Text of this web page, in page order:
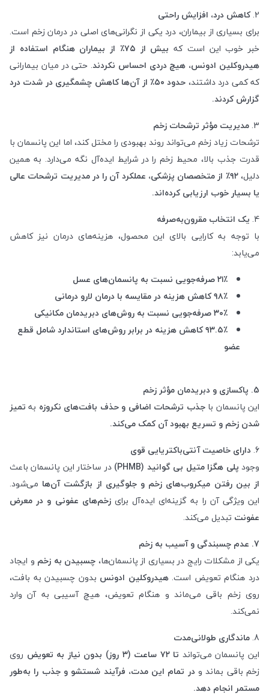
2. کاهش درد، افزایش راحتی
برای بسیاری از بیماران، درد یکی از نگرانی‌های اصلی در درمان زخم است.
خبر خوب این است که
بیش از ۷۵٪ از بیماران هنگام استفاده از
هیدروکلین ادونس، هیچ دردی احساس نکردند. حتی در میان بیمارانی
که کمی درد داشتند،
حدود ۵۰٪ از آن‌ها کاهش چشمگیری در شدت درد
گزارش کردند.
3. مدیریت مؤثر ترشحات زخم
ترشحات زیاد زخم می‌تواند روند بهبودی را مختل کند، اما این پانسمان با
قدرت جذب بالا، محیط زخم را در شرایط ایده‌آل نگه می‌دارد. به همین
دلیل، ۹۲٪ از متخصصان پزشکی، عملکرد آن را در مدیریت ترشحات عالی
یا بسیار خوب ارزیابی کرده‌اند.
4. یک انتخاب مقرون‌به‌صرفه
با توجه به کارایی بالای این محصول، هزینه‌های درمان نیز کاهش
می‌یابد:
۲۱٪ صرفه‌جویی نسبت به پانسمان‌های عسل
۹۸٪ کاهش هزینه در مقایسه با درمان لارو درمانی
۳۰٪ صرفه‌جویی نسبت به روش‌های دبریدمان مکانیکی
۹۳.۵٪ کاهش هزینه در برابر روش‌های استاندارد شامل قطع
عضو
5. پاکسازی و دبریدمان مؤثر زخم
این پانسمان باجذب ترشحات اضافی و حذف بافت‌های نکروزه به تمیز
شدن زخم و تسریع بهبود آن کمک می‌کند.
6. دارای خاصیت آنتی‌باکتریایی قوی
وجود پلی هگزا متیل بی گوانید (PHMB)
در ساختار این پانسمان باعث
از بین رفتن میکروب‌های زخم و جلوگیری از بازگشت آن‌ها می‌شود.
این ویژگی آن را به گزینه‌ای ایده‌آل برایزخم‌های عفونی و در معرض
عفونت تبدیل می‌کند.
7. عدم چسبندگی و آسیب به زخم
یکی از مشکلات رایج در بسیاری از پانسمان‌ها، چسبیدن به زخم و ایجاد
درد هنگام تعویض است.هیدروکلین ادونس بدون چسبیدن به بافت،
روی زخم باقی می‌ماند و هنگام تعویض، هیچ آسیبی به آن وارد
نمی‌کند.
8. ماندگاری طولانی‌مدت
این پانسمان می‌تواند تا ۷۲ ساعت (۳ روز) بدون نیاز به تعویض
روی
زخم باقی بماند ودر تمام این مدت، فرآیند شستشو و جذب را به‌طور
مستمر انجام دهد.